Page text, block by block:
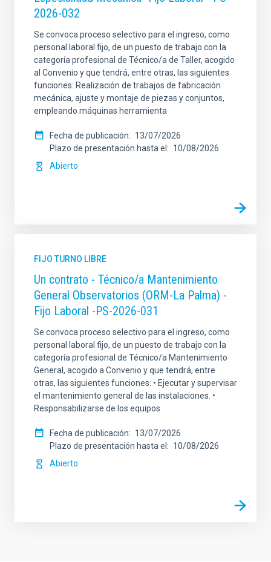
2026-032
Se convoca proceso selectivo para el ingreso, como
personal laboral fijo, de un puesto de trabajo con la
categoría profesional de Técnico/a de Taller, acogido
al Convenio y que tendrá, entre otras, las siguientes
funciones: Realización de trabajos de fabricación
mecánica, ajuste y montaje de piezas y conjuntos,
empleando máquinas herramienta
Fecha de publicación
13/07/2026
Plazo de presentación hasta el
10/08/2026
Abierto
FIJO TURNO LIBRE
Un contrato - Técnico/a Mantenimiento
General Observatorios (ORM-La Palma) -
Fijo Laboral -PS-2026-031
Se convoca proceso selectivo para el ingreso, como
personal laboral fijo, de un puesto de trabajo con la
categoría profesional de Técnico/a Mantenimiento
General, acogido a Convenio y que tendrá, entre
otras, las siguientes funciones: • Ejecutar y supervisar
el mantenimiento general de las instalaciones. •
Responsabilizarse de los equipos
Fecha de publicación
13/07/2026
Plazo de presentación hasta el
10/08/2026
Abierto